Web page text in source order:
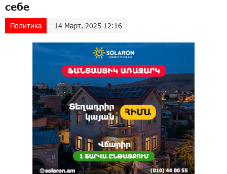
себе
Политика 14 Март, 2025 12:16